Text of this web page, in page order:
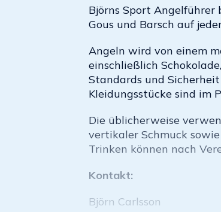
Björns Sport
Gous und Barsch auf
Angeln wird von einem
einschließlich
Standards und
Kleidungsstücke sind im
Die üblicherweise
vertikaler Schmuck
Trinken können nach
Kontakt:
Björn Carlsson